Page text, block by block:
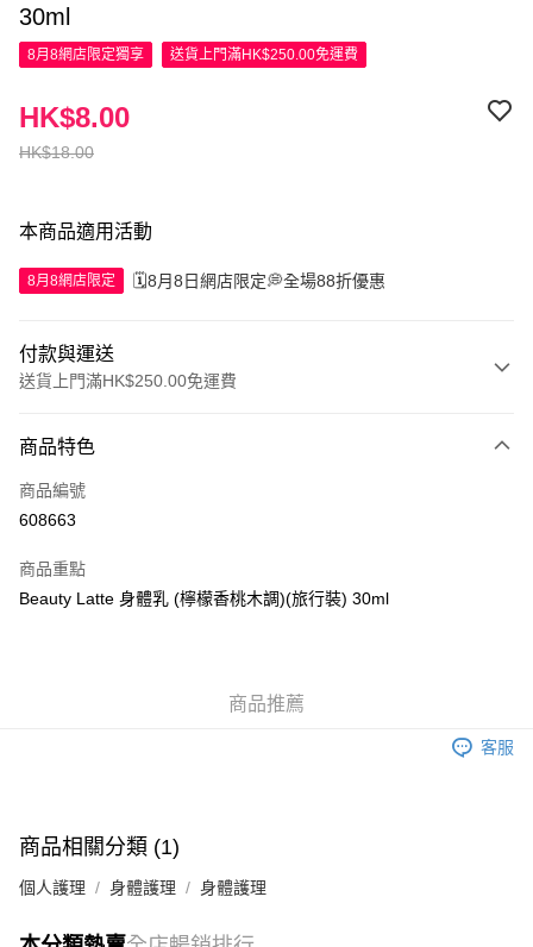
30ml
8月8網店限定獨享 送貨上門滿HK$250.00免運費
HK$18.00
HK$8.00
本商品適用活動
8月8網店限定 🗓️8月8日網店限定💭全場88折優惠
付款與運送
送貨上門滿HK$250.00免運費
信用卡
Apple Pay
WeChat Pay
JD京東物流，訂單確認發貨後2-4個工作天送達
商品特色
商品編號
608663
商品重點
Beauty Latte 身體乳 (檸檬香桃木調)(旅行裝) 30ml
商品推薦
客服
商品相關分類 (1)
個人護理 身體護理 身體護理